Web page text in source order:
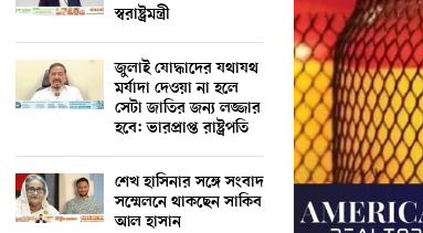
স্বরাষ্ট্রমন্ত্রী
জুলাই যোদ্ধাদের যথাযথ
মর্যাদা দেওয়া না হলে
সেটা জাতির জন্য লজ্জার
হবে: ভারপ্রাপ্ত রাষ্ট্রপতি
শেখ হাসিনার সঙ্গে সংবাদ
সম্মেলনে থাকছেন সাকিব
আল হাসান